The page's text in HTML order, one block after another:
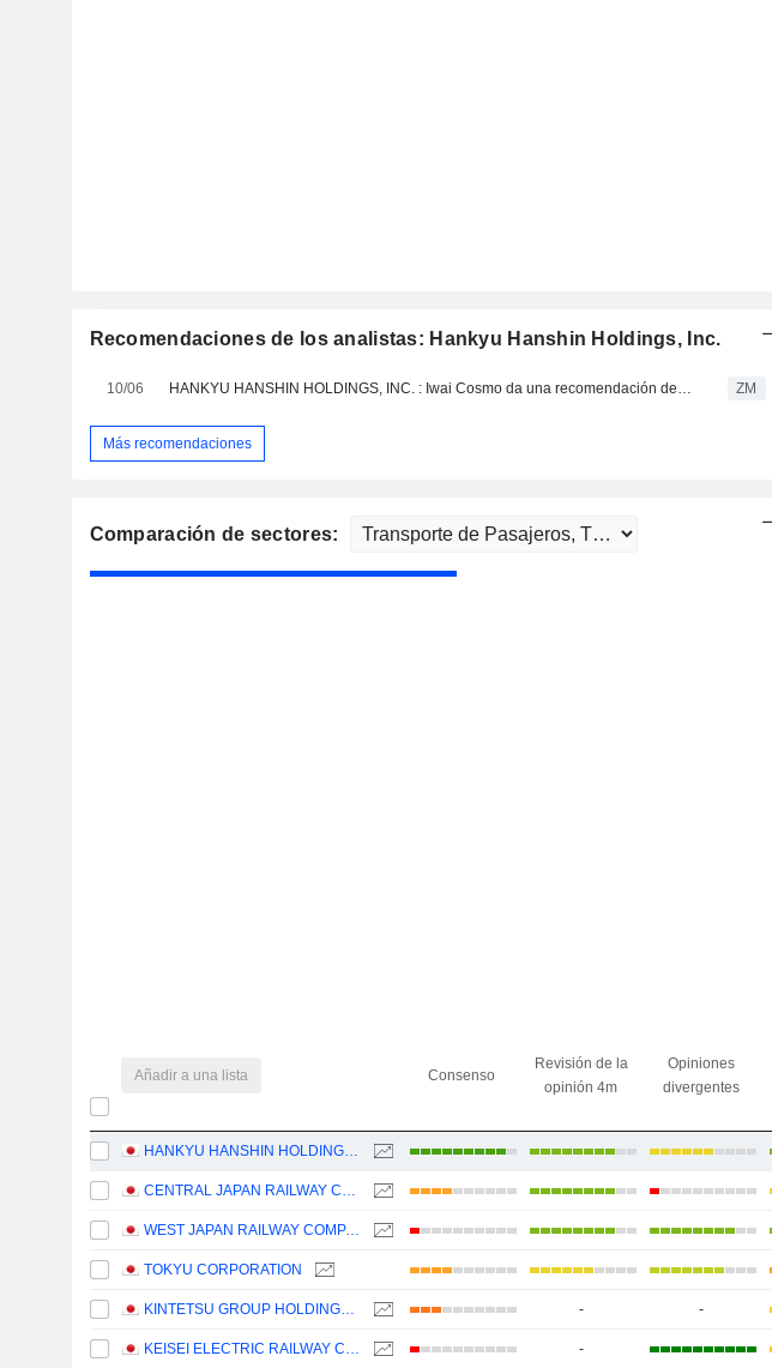
Recomendaciones de los analistas: Hankyu Hanshin Holdings, Inc.
10/06 HANKYU HANSHIN HOLDINGS, INC. : Iwai Cosmo da una recomendación de compra ZM
Más recomendaciones
Comparación de sectores:
Añadir a una lista Consenso
Revisión de la
opinión 4m
Opiniones
divergentes
HANKYU HANSHIN HOLDINGS, INC.
CENTRAL JAPAN RAILWAY COMPANY
WEST JAPAN RAILWAY COMPANY
TOKYU CORPORATION
KINTETSU GROUP HOLDINGS CO.,LTD. - -
KEISEI ELECTRIC RAILWAY CO., LTD. -